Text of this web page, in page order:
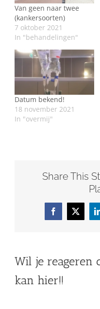
Van geen naar twee
(kankersoorten)
7 oktober 2021
In "behandelingen"
Datum bekend!
18 november 2021
In "overmij"
Share This
Facebook
X
Wil je reageren
kan hier!!